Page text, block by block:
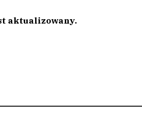
aktualizowany.